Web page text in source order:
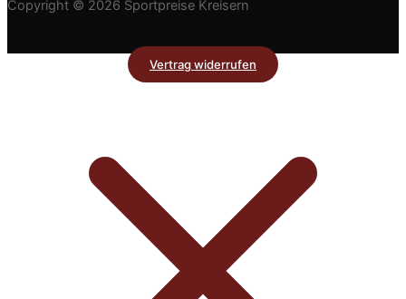
Copyright © 2026 Sportpreise Kreisern
Vertrag widerrufen